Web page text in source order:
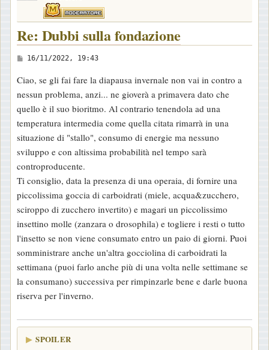
Re: Dubbi sulla fondazione
M
s
s
a
g
g
i
o
16/11/2022, 19:43
Ciao, se gli fai fare la diapausa invernale non vai in contro a
nessun problema, anzi... ne gioverà a primavera dato che
quello è il suo bioritmo. Al contrario tenendola ad una
temperatura intermedia come quella citata rimarrà in una
situazione di "stallo", consumo di energie ma nessuno
sviluppo e con altissima probabilità nel tempo sarà
controproducente.
Ti consiglio, data la presenza di una operaia, di fornire una
piccolissima goccia di carboidrati (miele, acqua&zucchero,
sciroppo di zucchero invertito) e magari un piccolissimo
insettino molle (zanzara o drosophila) e togliere i resti o tutto
l'insetto se non viene consumato entro un paio di giorni. Puoi
somministrare anche un'altra gocciolina di carboidrati la
settimana (puoi farlo anche più di una volta nelle settimane se
la consumano) successiva per rimpinzarle bene e darle buona
riserva per l'inverno.
SPOILER